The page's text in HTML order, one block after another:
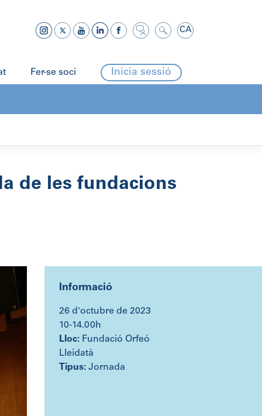
CA
Fer-se soci Inicia sessió
de les fundacions
Informació
26 d'octubre de 2023
10-14.00h
Lloc: Fundació Orfeó
Lleidatà
Tipus: Jornada